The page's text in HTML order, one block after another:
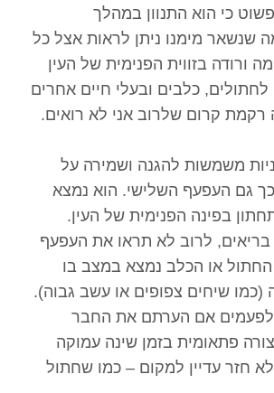
כי הוא התנוון במהלך
שנשאר מימנו ניתן לראות אצל כל
ורודה בזווית הפנימית של העין
לחתולים, כלבים ובעלי חיים אחרים
רקמת קרום שלרוב אני לא רואים.
משמשות להגנה ושמירה על
גם העפעף השלישי. הוא נמצא
בפינה הפנימית של העין.
בריאים, לרוב לא תראו את העפעף
או הכלב נמצא במצב בו
(כמו שיחים צפופים או עשב גבוה).
לפעמים אם הערתם את החבר
פתאומית בזמן שינה עמוקה
חזר עדיין למקום – כמו שחתול